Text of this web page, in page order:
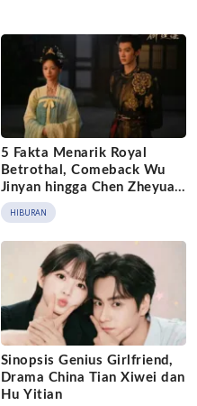
5 Fakta Menarik Royal
Betrothal, Comeback Wu
Jinyan hingga Chen Zheyuan
Jadi Kaisar
HIBURAN
Sinopsis Genius Girlfriend,
Drama China Tian Xiwei dan
Hu Yitian